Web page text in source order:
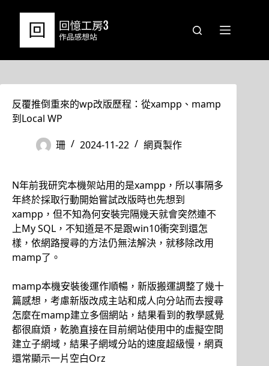
反覆推倒重來的wp改版歷程：從xampp、mamp
到Local WP
珊
2024-11-22 網頁製作
N年前我研究本機架站用的是xampp，所以事隔多
年終於採取行動開始嘗試改版時也先想到
xampp，但不知為何安裝完隔幾天就會突然連不
上My SQL，不知道是不是跟win10衝突到還怎
樣，依網路搜尋的方法仍無法解決，就移除改用
mamp了。
mamp本機安裝後運作順暢，新版搬運調整了幾十
篇感想，考慮新版改成主站和成人向分站而去搜尋
怎麼在mamp建立多個網站，結果看到的教學感覺
都很麻煩，乾脆直接在目前網站使用中的虛擬空間
建立子網域，結果子網域分站的速度超級慢，網頁
還常顯示一片空白Orz